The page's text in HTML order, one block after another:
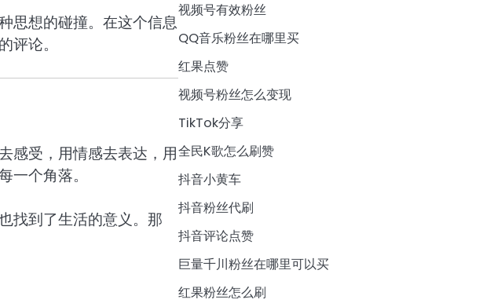
思想的碰撞。在这个信息
论。
感受，用情感去表达，用
个角落。
找到了生活的意义。那
视频号有效粉丝
QQ音乐粉丝在哪里买
红果点赞
视频号粉丝怎么变现
TikTok分享
全民K歌怎么刷赞
抖音小黄车
抖音粉丝代刷
抖音评论点赞
巨量千川粉丝在哪里可以买
红果粉丝怎么刷